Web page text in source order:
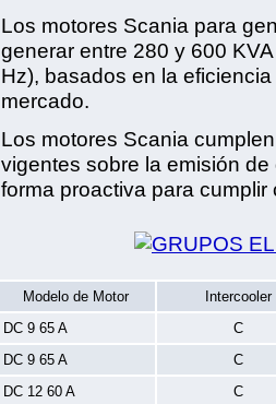
Los motores Scania para
generar entre 280 y 600
Hz), basados en la
mercado.
Los motores Scania
vigentes sobre la emisión
forma proactiva para
Modelo de Motor
Intercooler
DC 9 65 A
C
DC 9 65 A
C
DC 12 60 A
C